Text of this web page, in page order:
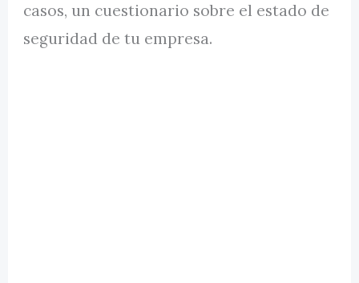
casos, un cuestionario sobre el estado de
seguridad de tu empresa.